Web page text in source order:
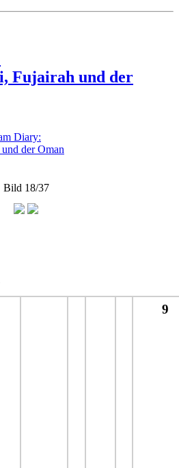
Fujairah und der
Diary:
der Oman
Bild 18/37
9